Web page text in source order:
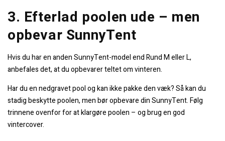
3. Efterlad poolen ude – men
opbevar SunnyTent
Hvis du har en anden SunnyTent-model end Rund M eller L,
anbefales det, at du opbevarer teltet om vinteren.
Har du en nedgravet pool og kan ikke pakke den væk? Så kan du
stadig beskytte poolen, men bør opbevare din SunnyTent. Følg
trinnene ovenfor for at klargøre poolen – og brug en god
vintercover.